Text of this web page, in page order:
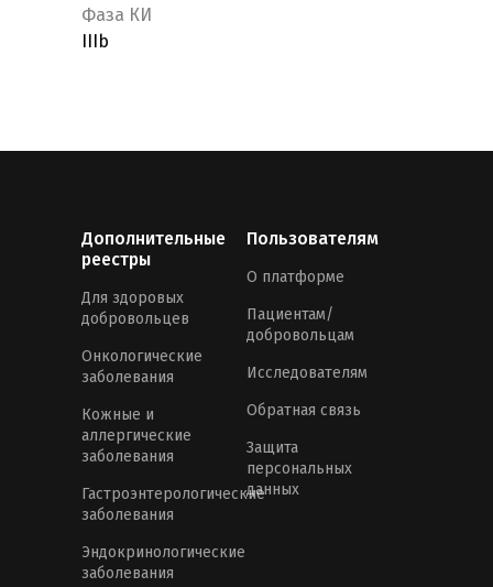
Фаза КИ
IIIb
Дополнительные
реестры
Для здоровых
добровольцев
Онкологические
заболевания
Кожные и
аллергические
заболевания
Гастроэнтерологические
заболевания
Эндокринологические
заболевания
Пользователям
О платформе
Пациентам/
добровольцам
Исследователям
Обратная связь
Защита
персональных
данных